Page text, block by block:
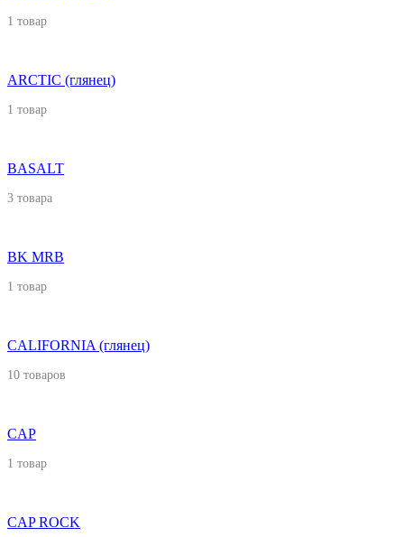
1 товар
ARCTIC (глянец)
1 товар
BASALT
3 товара
BK MRB
1 товар
CALIFORNIA (глянец)
10 товаров
CAP
1 товар
CAP ROCK